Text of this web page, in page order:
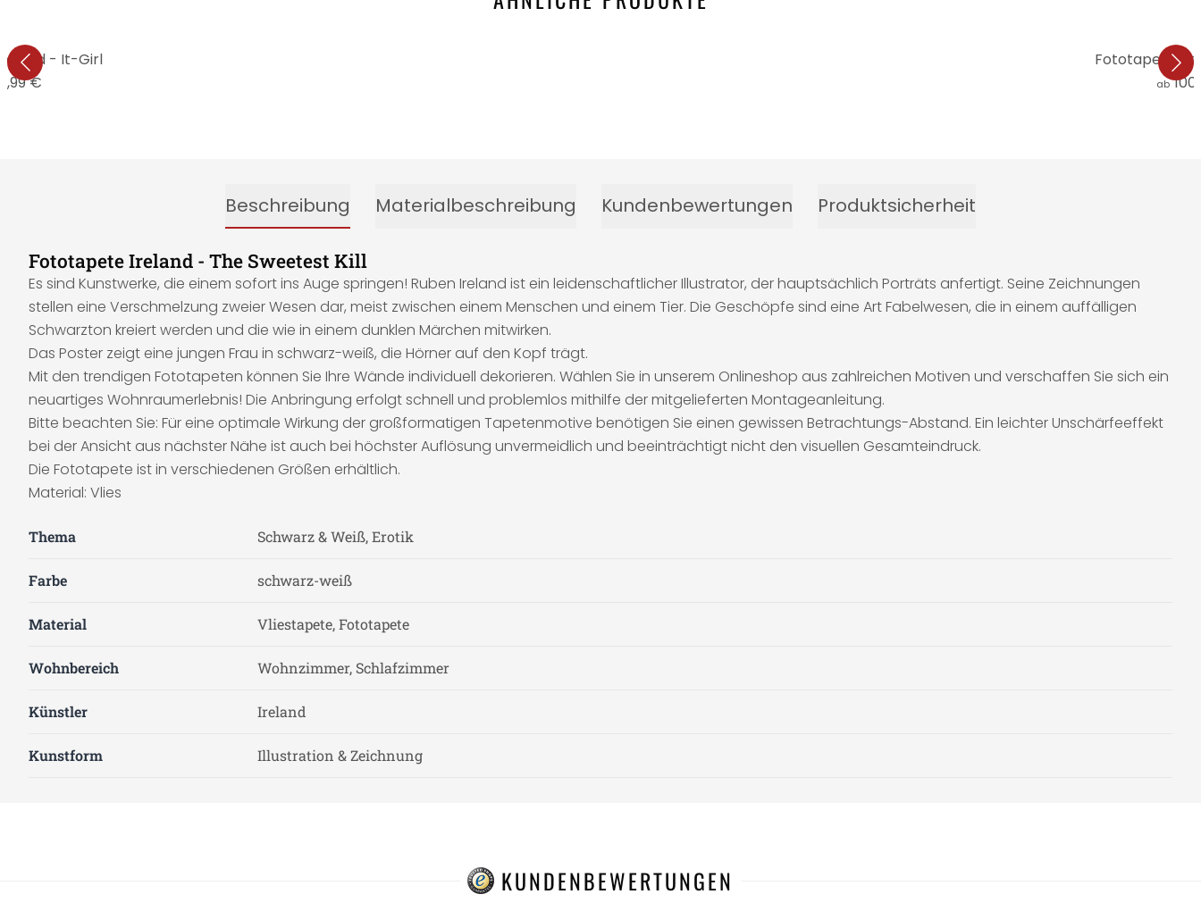
- It-Girl
€
Fototapete
ab
Beschreibung Materialbeschreibung Kundenbewertungen Produktsicherheit
Fototapete Ireland - The Sweetest Kill
Es sind Kunstwerke, die einem sofort ins Auge springen! Ruben Ireland ist ein leidenschaftlicher Illustrator, der hauptsächlich Porträts anfertigt. Seine Zeichnungen
stellen eine Verschmelzung zweier Wesen dar, meist zwischen einem Menschen und einem Tier. Die Geschöpfe sind eine Art Fabelwesen, die in einem auffälligen
Schwarzton kreiert werden und die wie in einem dunklen Märchen mitwirken.
Das Poster zeigt eine jungen Frau in schwarz-weiß, die Hörner auf den Kopf trägt.
Mit den trendigen Fototapeten können Sie Ihre Wände individuell dekorieren. Wählen Sie in unserem Onlineshop aus zahlreichen Motiven und verschaffen Sie sich ein
neuartiges Wohnraumerlebnis! Die Anbringung erfolgt schnell und problemlos mithilfe der mitgelieferten Montageanleitung.
Bitte beachten Sie: Für eine optimale Wirkung der großformatigen Tapetenmotive benötigen Sie einen gewissen Betrachtungs-Abstand. Ein leichter Unschärfeeffekt
bei der Ansicht aus nächster Nähe ist auch bei höchster Auflösung unvermeidlich und beeinträchtigt nicht den visuellen Gesamteindruck.
Die Fototapete ist in verschiedenen Größen erhältlich.
Material: Vlies
Thema Schwarz & Weiß, Erotik
Farbe schwarz-weiß
Material Vliestapete, Fototapete
Wohnbereich Wohnzimmer, Schlafzimmer
Künstler Ireland
Kunstform Illustration & Zeichnung
KUNDENBEWERTUNGEN